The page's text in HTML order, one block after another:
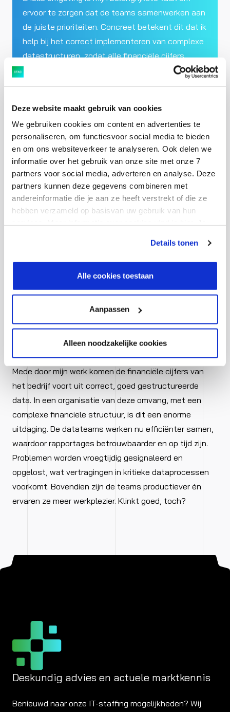
Deze website maakt gebruik van cookies
We gebruiken cookies om content en advertenties te
personaliseren, om functiesvoor social media te bieden
en om ons websiteverkeer te analyseren. Ook delen we
informatie over het gebruik van onze site met onze 7
partners voor social media, adverteren en analyse. Deze
partners kunnen deze gegevens combineren met
andereinformatie die je aan ze heeft verstrekt of die ze
hebben verzameld op basisvan uw gebruik van hun
aanpassen via de CO-knop linksonder. Lees meer over
hoe wij jouw gegevensverwerken in onze privacy- en
Details tonen
Alle cookies toestaan
Aanpassen
Alleen noodzakelijke cookies
ervoor te zorgen dat de teams samenwerken aan
de juiste prioriteiten. Concreet betekent dit dat ik
help bij het correct implementeren van complexe
datastructuren, zodat alle financiële cijfers
betrouwbaar worden gerapporteerd.
Wat is het resultaat van
deze aanpak?
Mede door mijn werk komen de financiële cijfers van
het bedrijf voort uit correct, goed gestructureerde
data. In een organisatie van deze omvang, met een
complexe financiële structuur, is dit een enorme
uitdaging. De datateams werken nu efficiënter samen,
waardoor rapportages betrouwbaarder en op tijd zijn.
Problemen worden vroegtijdig gesignaleerd en
opgelost, wat vertragingen in kritieke dataprocessen
voorkomt. Bovendien zijn de teams productiever én
ervaren ze meer werkplezier. Klinkt goed, toch?
Deskundig advies en actuele marktkennis
Benieuwd naar onze IT-staffing mogelijkheden? Wij